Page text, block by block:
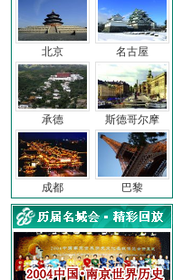
北京
承德
成都
名古屋
斯德哥尔摩
巴黎